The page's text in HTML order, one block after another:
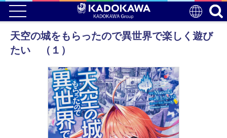
天空の城をもらったので異世界で楽しく遊び
たい （１）